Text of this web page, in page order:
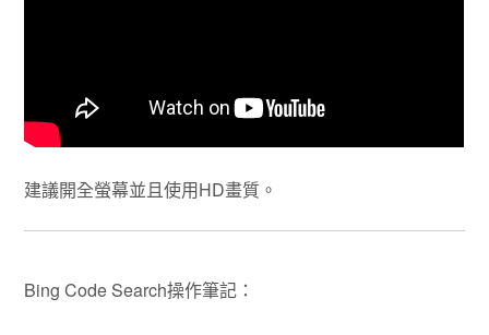
建議開全螢幕並且使用HD畫質。
Bing Code Search操作筆記：